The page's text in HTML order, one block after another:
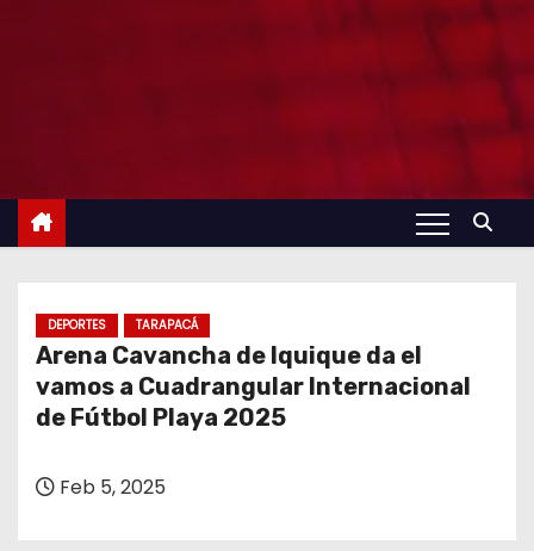
DEPORTES TARAPACÁ
Arena Cavancha de Iquique da el
vamos a Cuadrangular Internacional
de Fútbol Playa 2025
Feb 5, 2025